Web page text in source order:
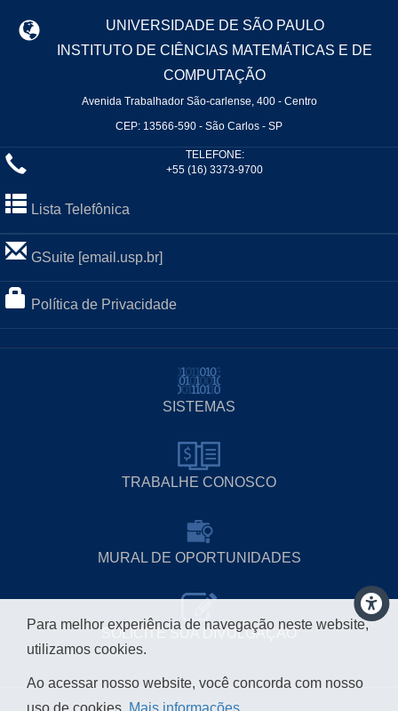
UNIVERSIDADE DE SÃO PAULO
INSTITUTO DE CIÊNCIAS MATEMÁTICAS E DE
COMPUTAÇÃO
Avenida Trabalhador São-carlense, 400 - Centro
CEP: 13566-590 - São Carlos - SP
TELEFONE:
+55 (16) 3373-9700
Lista Telefônica
GSuite [email.usp.br]
Política de Privacidade
SISTEMAS
TRABALHE CONOSCO
MURAL DE OPORTUNIDADES
SOLICITE SUA DIVULGAÇÃO
Para melhor experiência de navegação neste website,
utilizamos cookies.
Ao acessar nosso website, você concorda com nosso
uso de cookies. Mais informações